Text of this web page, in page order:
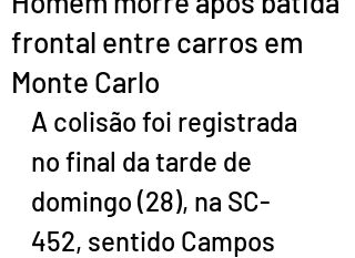
frontal entre carros em
Monte Carlo
A colisão foi registrada
no final da tarde de
domingo (28), na SC-
452, sentido Campos